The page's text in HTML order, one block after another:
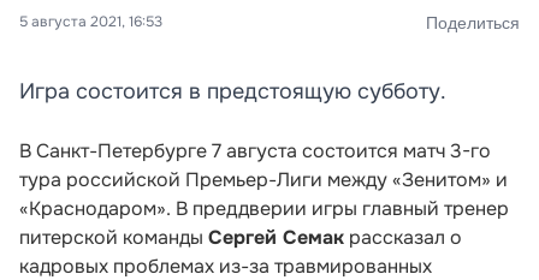
5 августа 2021, 16:53 Поделиться
Игра состоится в предстоящую субботу.
В Санкт-Петербурге 7 августа состоится матч 3-го
тура российской Премьер-Лиги между «Зенитом» и
«Краснодаром». В преддверии игры главный тренер
питерской команды Сергей Семак рассказал о
кадровых проблемах из-за травмированных